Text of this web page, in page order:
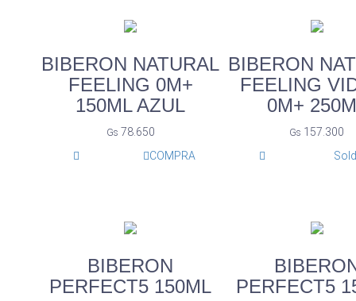
BIBERON NATURAL
FEELING 0M+
150ML AZUL
Gs 78.650
COMPRA
BIBERON
FEELING
0M+
Gs 157.300
BIBERON
PERFECT5 150ML
PERFECT5